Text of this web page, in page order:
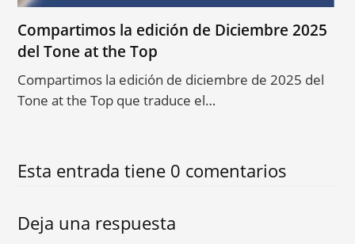
Compartimos la edición de Diciembre 2025
del Tone at the Top
Compartimos la edición de diciembre de 2025 del
Tone at the Top que traduce el…
Esta entrada tiene 0 comentarios
Deja una respuesta